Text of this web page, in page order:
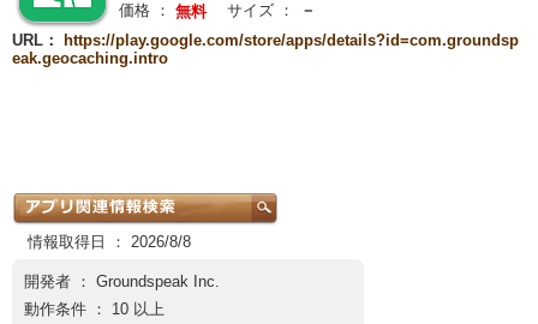
価格 ： 無料 サイズ ：
－
URL：
https://play.google.com/store/apps/details?id=com.groundsp
eak.geocaching.intro
情報取得日 ： 2026/8/8
開発者 ： Groundspeak Inc.
動作条件 ： 10 以上